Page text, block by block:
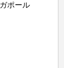
ポール